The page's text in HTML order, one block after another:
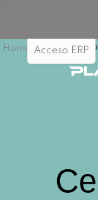
Acceso ERP
Home / CESTO